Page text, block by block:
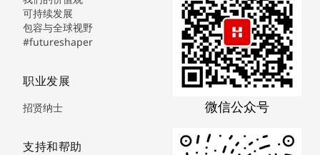
可持续发展
包容与全球视野
#futureshaper
职业发展
招贤纳士
支持和帮助
微信公众号